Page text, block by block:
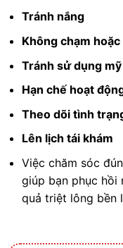
Tránh nắng
Không chạm hoặc
Tránh sử dụng
Hạn chế hoạt
Theo dõi tình
Lên lịch tái khám
Việc chăm sóc
giúp bạn phục hồi
quả triệt lông bền